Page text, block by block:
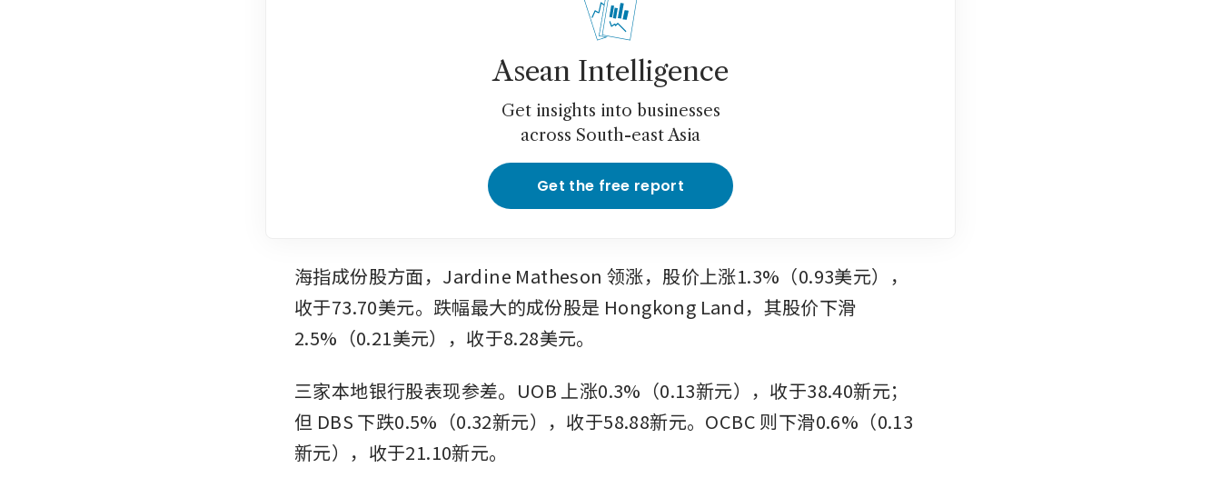
Asean Intelligence
Get insights into businesses
across South-east Asia
Get the free report
海指成份股方面，Jardine Matheson 领涨，股价上涨1.3%（0.93美元），
收于73.70美元。跌幅最大的成份股是 Hongkong Land，其股价下滑
2.5%（0.21美元），收于8.28美元。
三家本地银行股表现参差。UOB 上涨0.3%（0.13新元），收于38.40新元；
但 DBS 下跌0.5%（0.32新元），收于58.88新元。OCBC 则下滑0.6%（0.13
新元），收于21.10新元。